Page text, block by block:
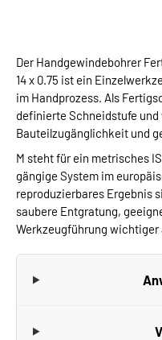
Der Handgewindebohrer
14 x 0.75 ist ein
im Handprozess. Als
definierte Schneidstufe
Bauteilzugänglichkeit und
M steht für ein metrisches
gängige System im
reproduzierbares Ergebnis
saubere Entgratung,
Werkzeugführung